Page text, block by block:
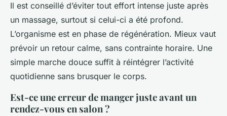
Il est conseillé d’éviter tout effort intense juste après
un massage, surtout si celui-ci a été profond.
L’organisme est en phase de régénération. Mieux vaut
prévoir un retour calme, sans contrainte horaire. Une
simple marche douce suffit à réintégrer l’activité
quotidienne sans brusquer le corps.
Est-ce une erreur de manger juste avant un
rendez-vous en salon ?